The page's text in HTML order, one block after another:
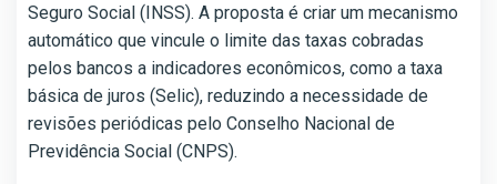
Seguro Social (INSS). A proposta é criar um mecanismo
automático que vincule o limite das taxas cobradas
pelos bancos a indicadores econômicos, como a taxa
básica de juros (Selic), reduzindo a necessidade de
revisões periódicas pelo Conselho Nacional de
Previdência Social (CNPS).